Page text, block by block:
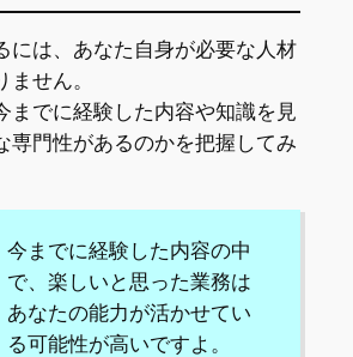
には、あなた自身が必要な人材
せん。
までに経験した内容や知識を見
専門性があるのかを把握してみ
今までに経験した内容の中
で、楽しいと思った業務は
あなたの能力が活かせてい
る可能性が高いですよ。